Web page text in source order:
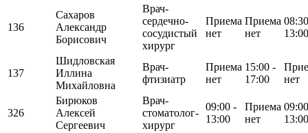
136
Сахаров
Александр
Борисович
Врач-
сердечно-
сосудистый
хирург
Приема
нет
Приема
нет
13:00
137
Шидловская
Иллина
Михайловна
Врач-
фтизиатр
Приема
нет
15:00 -
17:00
нет
326
Бирюков
Алексей
Сергеевич
Врач-
стоматолог-
хирург
09:00 -
13:00
Приема
нет
13:00